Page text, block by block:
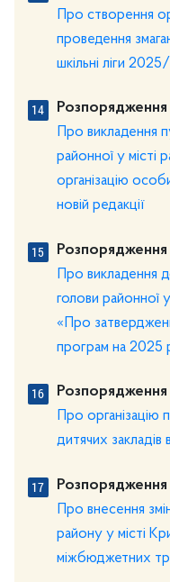
Про створення
проведення
шкільні ліги
Про викладення
районної у
організацію
новій редакції
Про викладення
голови районної
«Про
програм на 2025
Про організацію
дитячих
Про внесення
району у місті
міжбюджетних